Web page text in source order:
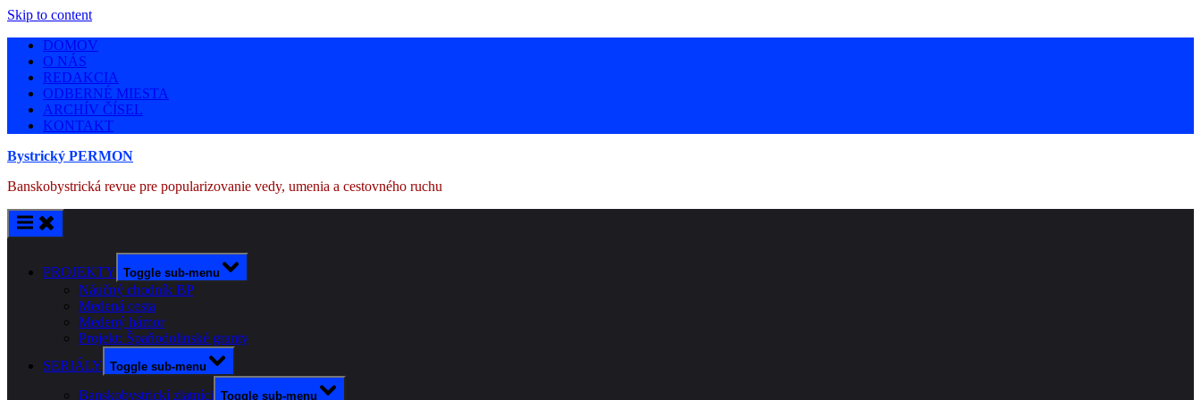
Skip to content
DOMOV
O NÁS
REDAKCIA
ODBERNÉ MIESTA
ARCHÍV ČÍSEL
KONTAKT
Bystrický PERMON
Banskobystrická revue pre popularizovanie vedy, umenia a cestovného ruchu
PROJEKTY Toggle sub-menu
Náučný chodník BP
Medená cesta
Medený hámor
Projekt: Špaňodolinské granty
SERIÁLY Toggle sub-menu
Banskobystrickí zlatníci Toggle sub-menu